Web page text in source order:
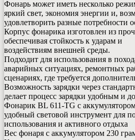
Фонарь может иметь несколько
яркий свет, экономия энергии и,
удовлетворить разные потребности
Корпус фонарика изготовлен из
обеспечивая стойкость к ударам и
воздействиям внешней среды.
Подходит для использования в
аварийных ситуациях, ремонтных
сценариях, где требуется
Возможность зарядки через
делает процесс зарядки удобным и
Фонарик BL 611-TG с
удобный световой инструмент для
использования и активного отдыха
Вес фонаря с аккумулятором 230